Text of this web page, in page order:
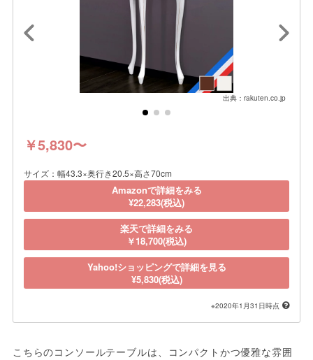
出典：rakuten.co.jp
￥5,830〜
サイズ：幅43.3×奥行き20.5×高さ70cm
Amazonで詳細をみる
¥22,283(税込)
楽天で詳細をみる
￥18,700(税込)
Yahoo!ショッピングで詳細を見る
¥5,830(税込)
※2020年1月31日時点
こちらのコンソールテーブルは、コンパクトかつ優雅な雰囲